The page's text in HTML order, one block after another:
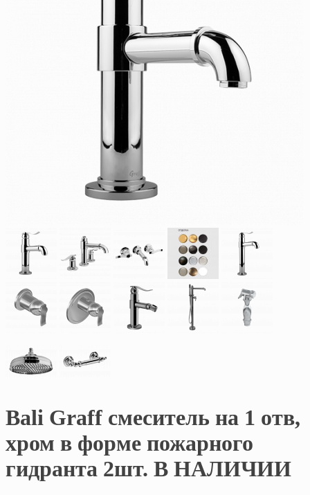
Bali Graff смеситель на 1 отв,
хром в форме пожарного
гидранта 2шт. В НАЛИЧИИ